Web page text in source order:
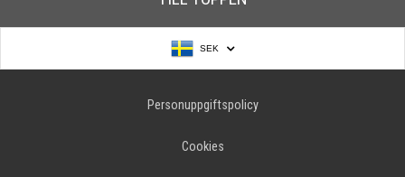
SEK
Personuppgiftspolicy
Cookies